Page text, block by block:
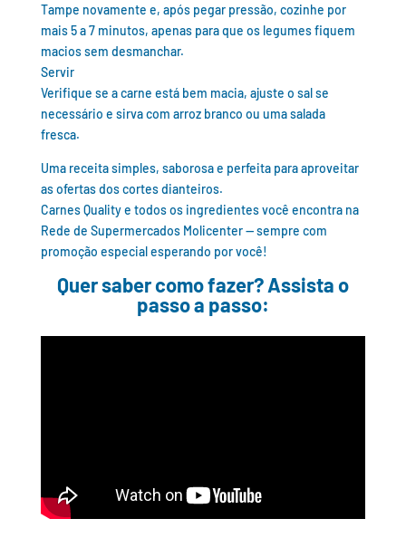
Tampe novamente e, após pegar pressão, cozinhe por
mais 5 a 7 minutos, apenas para que os legumes fiquem
macios sem desmanchar.
Servir
Verifique se a carne está bem macia, ajuste o sal se
necessário e sirva com arroz branco ou uma salada
fresca.
Uma receita simples, saborosa e perfeita para aproveitar
as ofertas dos cortes dianteiros.
Carnes Quality e todos os ingredientes você encontra na
Rede de Supermercados Molicenter — sempre com
promoção especial esperando por você!
Quer saber como fazer? Assista o
passo a passo: